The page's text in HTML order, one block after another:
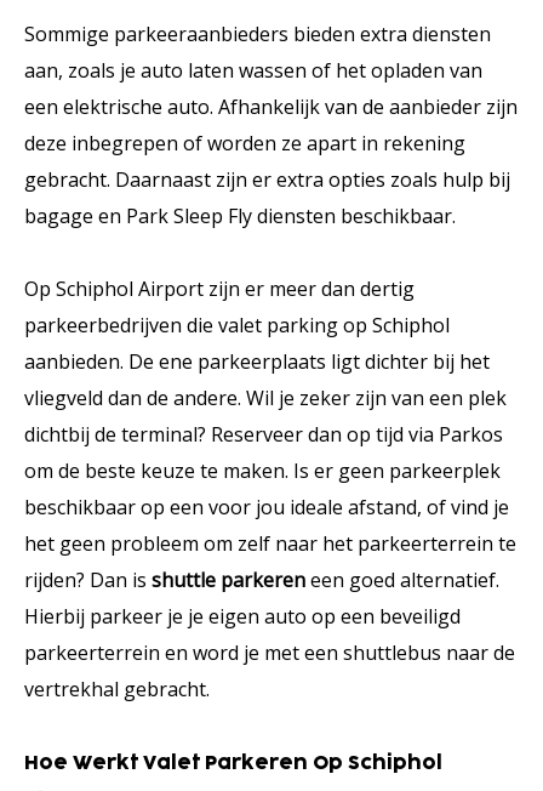
Sommige parkeeraanbieders bieden extra diensten
aan, zoals je auto laten wassen of het opladen van
een elektrische auto. Afhankelijk van de aanbieder zijn
deze inbegrepen of worden ze apart in rekening
gebracht. Daarnaast zijn er extra opties zoals hulp bij
bagage en Park Sleep Fly diensten beschikbaar.
Op Schiphol Airport zijn er meer dan dertig
parkeerbedrijven die valet parking op Schiphol
aanbieden. De ene parkeerplaats ligt dichter bij het
vliegveld dan de andere. Wil je zeker zijn van een plek
dichtbij de terminal? Reserveer dan op tijd via Parkos
om de beste keuze te maken. Is er geen parkeerplek
beschikbaar op een voor jou ideale afstand, of vind je
het geen probleem om zelf naar het parkeerterrein te
rijden? Dan is shuttle parkereneen goed alternatief.
Hierbij parkeer je je eigen auto op een beveiligd
parkeerterrein en word je met een shuttlebus naar de
vertrekhal gebracht.
Hoe Werkt Valet Parkeren Op Schiphol